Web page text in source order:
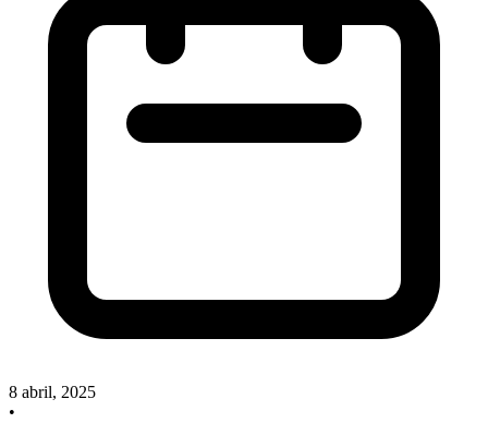
8 abril, 2025
•